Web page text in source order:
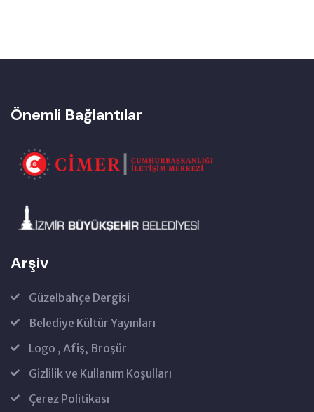
Önemli Bağlantılar
Arşiv
Güzelbahçe Dergisi
Belediye Kültür Yayınları
Logo , Afiş, Broşür
Gizlilik ve Kullanım Koşulları
Çerez Politikası